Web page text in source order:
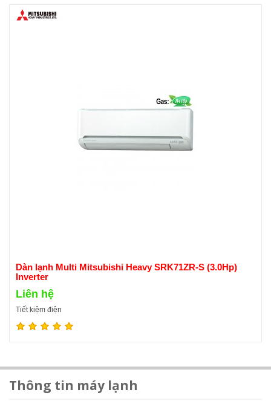
Dàn lạnh Multi Mitsubishi Heavy SRK71ZR-S (3.0Hp)
Inverter
Liên hệ
Tiết kiệm điện
Thông tin máy lạnh